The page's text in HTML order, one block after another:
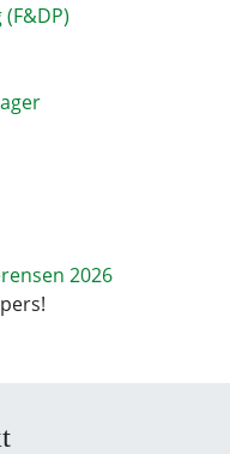
2026